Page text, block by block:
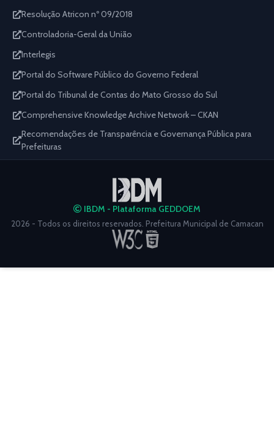
Resolução Atricon nº 09/2018
Controladoria-Geral da União
Interlegis
Portal do Software Público do Governo Federal
Portal do Tribunal de Contas do Mato Grosso do Sul
Comprehensive Knowledge Archive Network – CKAN
Recomendações de Transparência e Governança Pública para
Prefeituras
IBDM - Plataforma GEDDOEM
2026 - Todos os direitos reservados. Prefeitura Municipal de Camacan